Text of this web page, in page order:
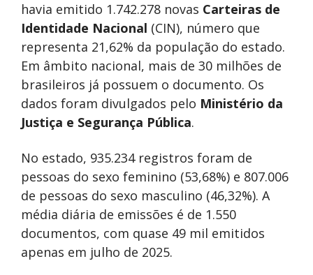
havia emitido 1.742.278 novas Carteiras de
Identidade Nacional (CIN), número que
representa 21,62% da população do estado.
Em âmbito nacional, mais de 30 milhões de
brasileiros já possuem o documento. Os
dados foram divulgados pelo Ministério da
Justiça e Segurança Pública.
No estado, 935.234 registros foram de
pessoas do sexo feminino (53,68%) e 807.006
de pessoas do sexo masculino (46,32%). A
média diária de emissões é de 1.550
documentos, com quase 49 mil emitidos
apenas em julho de 2025.